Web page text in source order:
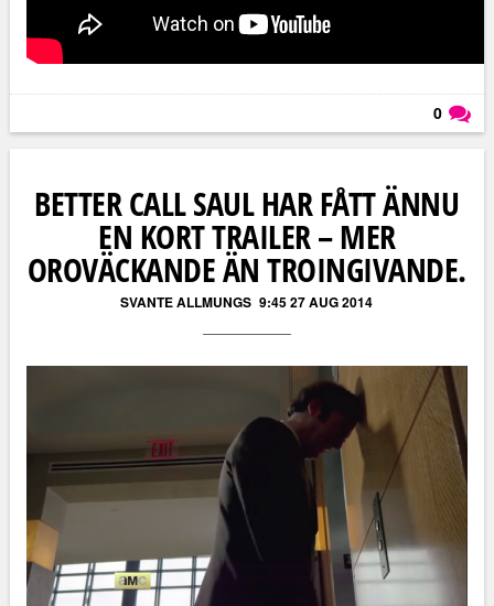
0
BETTER CALL SAUL HAR FÅTT ÄNNU
EN KORT TRAILER – MER
OROVÄCKANDE ÄN TROINGIVANDE.
SVANTE ALLMUNGS 9:45 27 AUG 2014